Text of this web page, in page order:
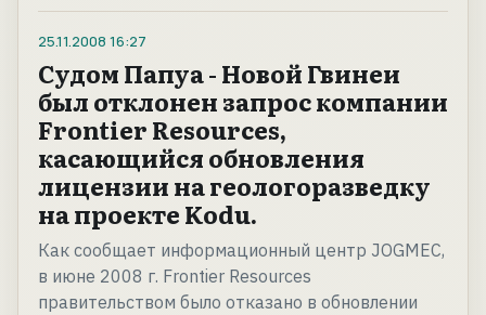
25.11.2008 16:27
Судом Папуа - Новой Гвинеи
был отклонен запрос компании
Frontier Resources,
касающийся обновления
лицензии на геологоразведку
на проекте Kodu.
Как сообщает информационный центр JOGMEC,
в июне 2008 г. Frontier Resources
правительством было отказано в обновлении